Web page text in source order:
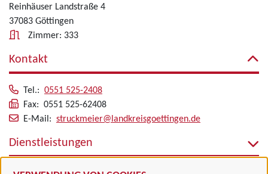
Reinhäuser Landstraße 4
37083 Göttingen
Zimmer: 333
Kontakt
Tel.: 0551 525-2408
Fax: 0551 525-62408
E-Mail: struckmeier@landkreisgoettingen.de
Dienstleistungen